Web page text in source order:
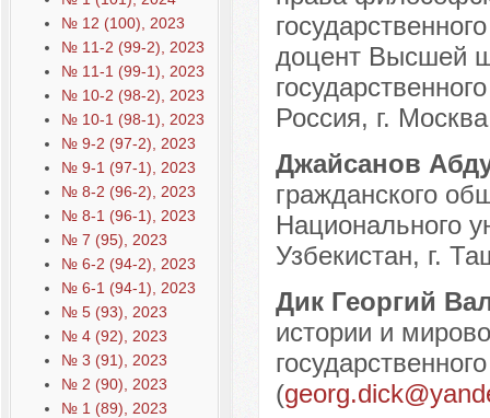
№ 12 (100), 2023
№ 11-2 (99-2), 2023
№ 11-1 (99-1), 2023
№ 10-2 (98-2), 2023
№ 10-1 (98-1), 2023
№ 9-2 (97-2), 2023
№ 9-1 (97-1), 2023
№ 8-2 (96-2), 2023
№ 8-1 (96-1), 2023
№ 7 (95), 2023
№ 6-2 (94-2), 2023
№ 6-1 (94-1), 2023
№ 5 (93), 2023
№ 4 (92), 2023
№ 3 (91), 2023
№ 2 (90), 2023
№ 1 (89), 2023
доцент Высшей
Россия, г.
Джайсанов
гражданского
Национального
Узбекистан, г.
Дик Георгий
истории и
(